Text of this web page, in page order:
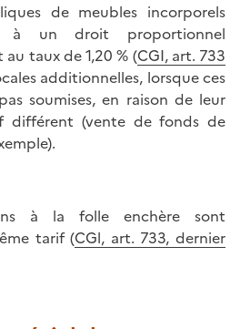
de meubles incorporels
à un droit proportionnel
taux de 1,20 % (CGI, art. 733
additionnelles, lorsque ces
soumises, en raison de leur
différent (vente de fonds de
à la folle enchère sont
tarif (CGl, art. 733, dernier